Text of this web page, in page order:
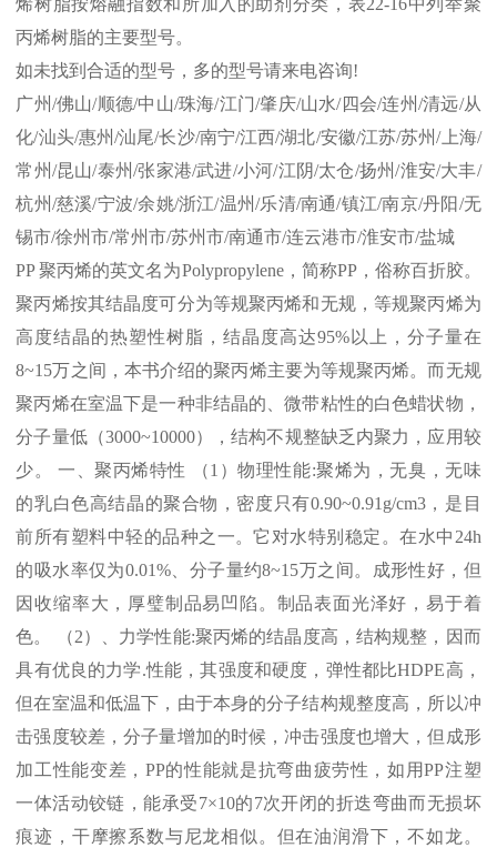
丙烯树脂的主要型号。
如未找到合适的型号，多的型号请来电咨询!
广州/佛山/顺德/中山/珠海/江门/肇庆/山水/四会/连州/清远/从
化/汕头/惠州/汕尾/长沙/南宁/江西/湖北/安徽/江苏/苏州/上海/
常州/昆山/泰州/张家港/武进/小河/江阴/太仓/扬州/淮安/大丰/
杭州/慈溪/宁波/余姚/浙江/温州/乐清/南通/镇江/南京/丹阳 /无
锡市/徐州市/常州市/苏州市/南通市/连云港市/淮安市/盐城
PP聚丙烯的英文名为Polypropylene，简称PP，俗称百折胶。
聚丙烯按其结晶度可分为等规聚丙烯和无规，等规聚丙烯为
高度结晶的热塑性树脂，结晶度高达95%以上，分子量在
8~15万之间，本书介绍的聚丙烯主要为等规聚丙烯。而无规
聚丙烯在室温下是一种非结晶的、微带粘性的白色蜡状物，
分子量低（3000~10000），结构不规整缺乏内聚力，应用较
少。 一、聚丙烯特性 （1 ）物理性能:聚烯为，无臭，无味
的乳白色高结晶的聚合物，密度只有0.90~0.91g/cm3，是目
前所有塑料中轻的品种之一。它对水特别稳定。在水中 24h
的吸水率仅为0.01%、分子量约8~15万之间。成形性好，但
因收缩率大，厚璧制品易凹陷。制品表面光泽好，易于着
色。 （2）、力学性能:聚丙烯的结晶度高，结构规整，因而
具有优良的力学.性能，其强度和硬度，弹性都比HDPE高，
但在室温和低温下，由于本身的分子结构规整度高，所以冲
击强度较差，分子量增加的时候，冲击强度也增大，但成形
加工性能变差， PP的性能就是抗弯曲疲劳性，如用PP注塑
一体活动铰链，能承受7×10的7次开闭的折迭弯曲而无损坏
痕迹，干摩擦系数与尼龙相似。但在油润滑下，不如龙。